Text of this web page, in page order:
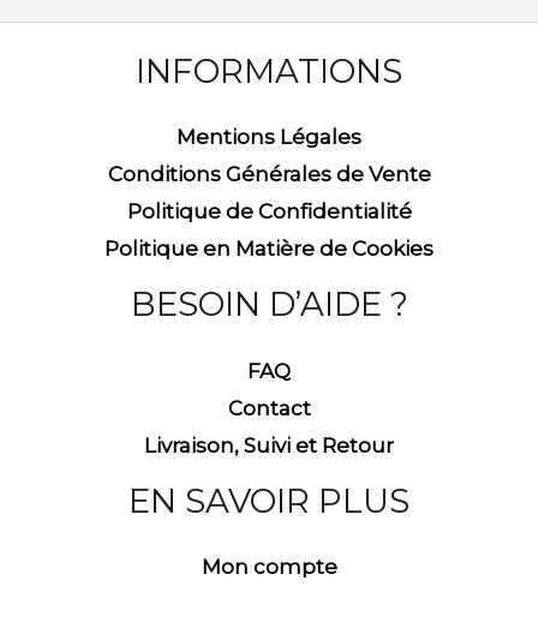
INFORMATIONS
Mentions Légales
Conditions Générales de Vente
Politique de Confidentialité
Politique en Matière de Cookies
BESOIN D’AIDE ?
FAQ
Contact
Livraison, Suivi et Retour
EN SAVOIR PLUS
Mon compte